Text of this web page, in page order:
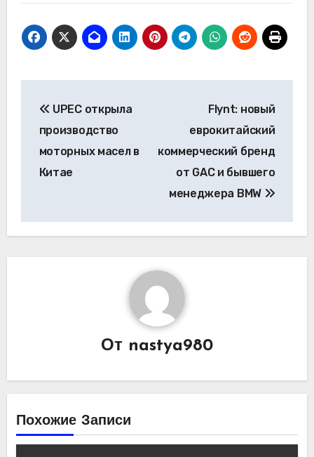
по
записям
UPEC открыла
производство
моторных масел в
Китае
Flynt: новый
еврокитайский
коммерческий бренд
от GAC и бывшего
менеджера BMW
От nastya980
Похожие Записи